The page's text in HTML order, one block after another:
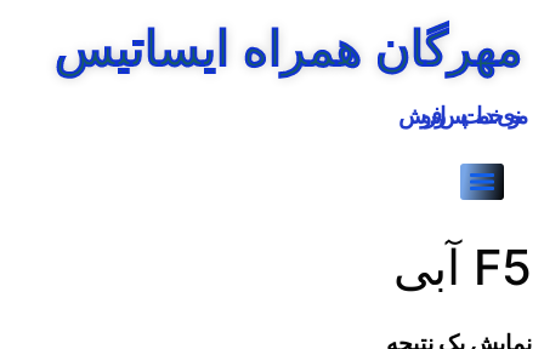
مهرگان همراه ایساتیس
منوی خدمات پس از فروش
F5 آبی